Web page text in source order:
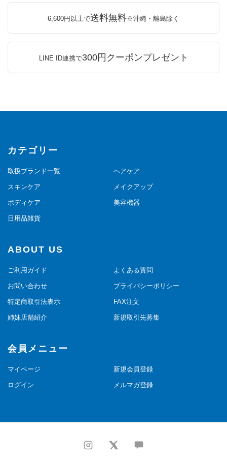
6,600円以上で送料無料※沖縄・離島除く
LINE ID連携で300円クーポンプレゼント
カテゴリー
取扱ブランド一覧 ヘアケア
スキンケア メイクアップ
ボディケア 美容機器
日用品雑貨
ABOUT US
ご利用ガイド よくある質問
お問い合わせ プライバシーポリシー
特定商取引法表示 FAX注文
姉妹店舗紹介 新規取引先募集
会員メニュー
マイページ 新規会員登録
ログイン メルマガ登録